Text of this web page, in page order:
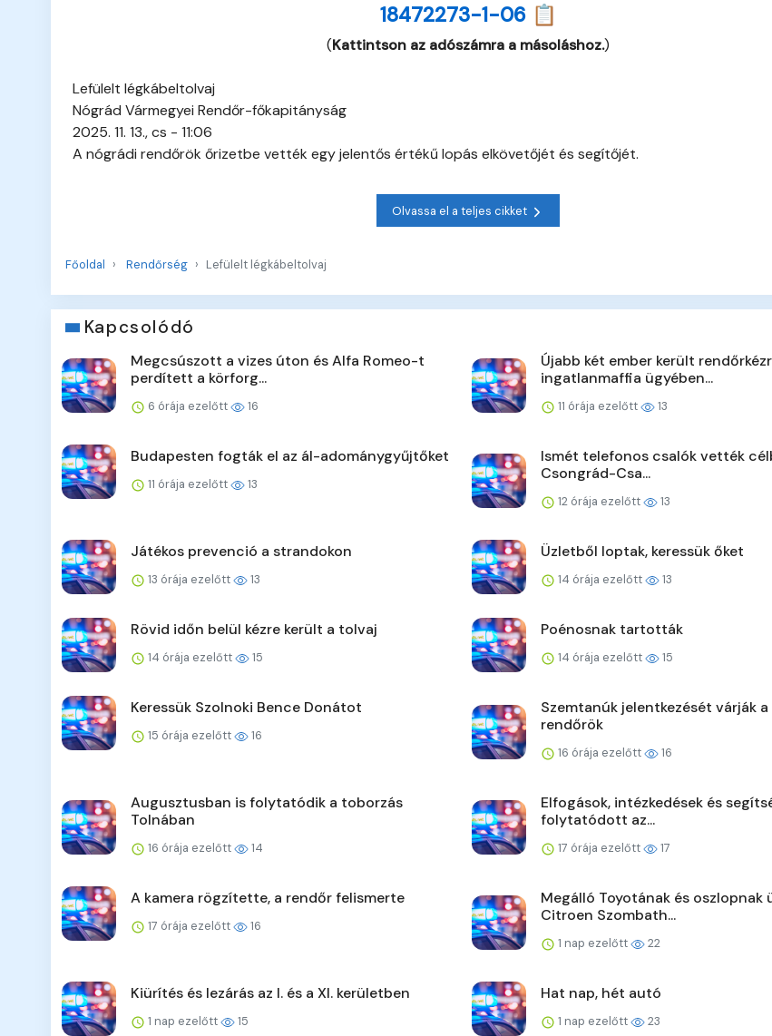
18472273-1-06 📋
(Kattintson az adószámra a másoláshoz.)
Lefülelt légkábeltolvaj
Nógrád Vármegyei Rendőr-főkapitányság
2025. 11. 13., cs - 11:06
A nógrádi rendőrök őrizetbe vették egy jelentős értékű lopás elkövetőjét és segítőjét.
Olvassa el a teljes cikket
Főoldal Rendőrség Lefülelt légkábeltolvaj
Kapcsolódó
Megcsúszott a vizes úton és Alfa Romeo-t
perdített a körforg...
6 órája ezelőtt 16
Újabb két ember került
ingatlanmaffia ügyében...
11 órája ezelőtt 13
Budapesten fogták el az ál-adománygyűjtőket
11 órája ezelőtt 13
Ismét telefonos csalók vették
Csongrád-Csa...
12 órája ezelőtt 13
Játékos prevenció a strandokon
13 órája ezelőtt 13
Üzletből loptak, keressük őket
14 órája ezelőtt 13
Rövid időn belül kézre került a tolvaj
14 órája ezelőtt 15
Poénosnak tartották
14 órája ezelőtt 15
Keressük Szolnoki Bence Donátot
15 órája ezelőtt 16
Szemtanúk jelentkezését várják
rendőrök
16 órája ezelőtt 16
Augusztusban is folytatódik a toborzás
Tolnában
16 órája ezelőtt 14
Elfogások, intézkedések és
folytatódott az...
17 órája ezelőtt 17
A kamera rögzítette, a rendőr felismerte
17 órája ezelőtt 16
Megálló Toyotának és
Citroen Szombath...
1 nap ezelőtt 22
Kiürítés és lezárás az I. és a XI. kerületben
1 nap ezelőtt 15
Hat nap, hét autó
1 nap ezelőtt 23